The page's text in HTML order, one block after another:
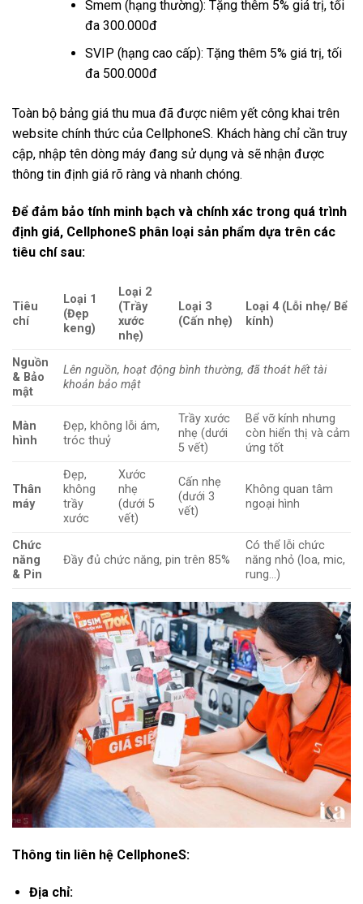
Smem (hạng thường): Tặng thêm 5% giá trị, tối
đa 300.000đ
SVIP (hạng cao cấp): Tặng thêm 5% giá trị, tối
đa 500.000đ
Toàn bộ bảng giá thu mua đã được niêm yết công khai trên
website chính thức của CellphoneS. Khách hàng chỉ cần truy
cập, nhập tên dòng máy đang sử dụng và sẽ nhận được
thông tin định giá rõ ràng và nhanh chóng.
Để đảm bảo tính minh bạch và chính xác trong quá trình
định giá, CellphoneS phân loại sản phẩm dựa trên các
tiêu chí sau:
Tiêu
chí
Loại 1
(Đẹp
keng)
Loại 2
(Trầy
xước
nhẹ)
Loại 3
(Cấn nhẹ)
Loại 4 (Lỗi nhẹ/ Bể
kính)
Nguồn
& Bảo
mật
Lên nguồn, hoạt động bình thường, đã thoát hết tài
khoản bảo mật
Màn
hình
Đẹp, không lỗi ám,
tróc thuỷ
Trầy xước
nhẹ (dưới
5 vết)
Bể vỡ kính nhưng
còn hiển thị và cảm
ứng tốt
Thân
máy
Đẹp,
không
trầy
xước
Xước
nhẹ
(dưới 5
vết)
Cấn nhẹ
(dưới 3
vết)
Không quan tâm
ngoại hình
Chức
năng
& Pin
Đầy đủ chức năng, pin trên 85%
Có thể lỗi chức
năng nhỏ (loa, mic,
rung…)
Thông tin liên hệ CellphoneS:
Địa chỉ: